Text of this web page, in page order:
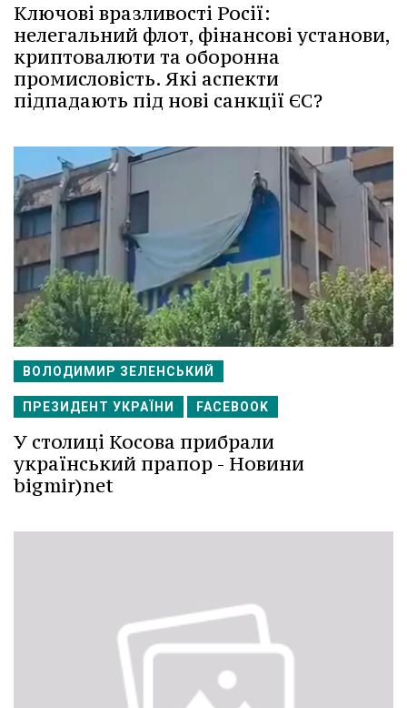
Ключові вразливості Росії:
нелегальний флот, фінансові установи,
криптовалюти та оборонна
промисловість. Які аспекти
підпадають під нові санкції ЄС?
ВОЛОДИМИР ЗЕЛЕНСЬКИЙ
ПРЕЗИДЕНТ УКРАЇНИ FACEBOOK
У столиці Косова прибрали
український прапор - Новини
bigmir)net